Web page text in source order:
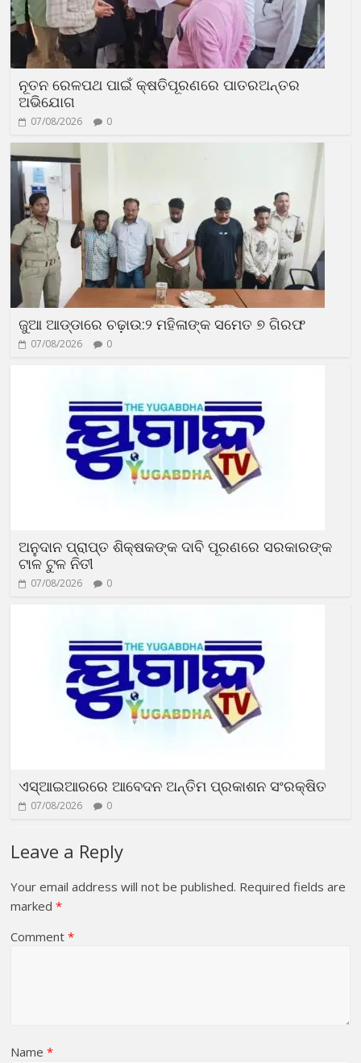
ନୂତନ ରେଳପଥ ପାଇଁ କ୍ଷତିପୂରଣରେ ପାତରଅନ୍ତର
ଅଭିଯୋଗ
07/08/2026 0
ଜୁଆ ଆଡ୍ଡାରେ ଚଢ଼ାଉ:୨ ମହିଳାଙ୍କ ସମେତ ୭ ଗିରଫ
07/08/2026 0
ଅନୁଦାନ ପ୍ରାପ୍ତ ଶିକ୍ଷକଙ୍କ ଦାବି ପୂରଣରେ ସରକାରଙ୍କ
ଟାଳ ଟୁଳ ନିତୀ
07/08/2026 0
ଏସ୍‌ଆଇଆରରେ ଆବେଦନ ଅନ୍ତିମ ପ୍ରକାଶନ ସଂରକ୍ଷିତ
07/08/2026 0
Leave a Reply
Your email address will not be published. Required fields are
marked*
Comment*
Name*